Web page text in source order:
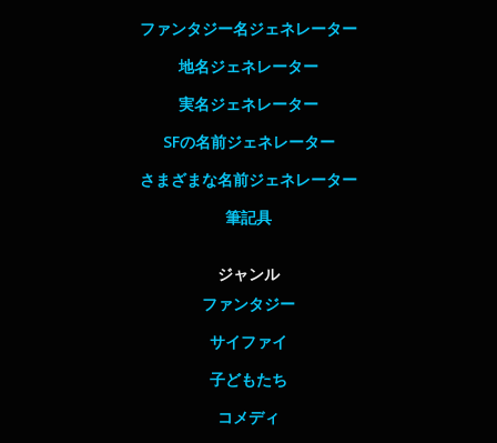
ファンタジー名ジェネレーター
地名ジェネレーター
実名ジェネレーター
SFの名前ジェネレーター
さまざまな名前ジェネレーター
筆記具
ジャンル
ファンタジー
サイファイ
子どもたち
コメディ